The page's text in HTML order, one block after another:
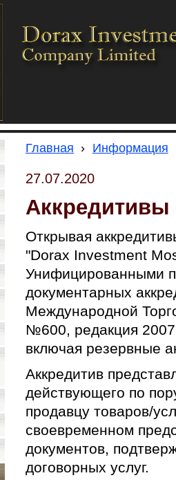
Главная › Информация
27.07.2020
Аккредитивы
Открывая
"Dorax Investment
Унифицированными
документарных
Международной
№600, редакция
включая резервные
Аккредитив
действующего по
продавцу товаров/
своевременном
документов,
договорных услуг.